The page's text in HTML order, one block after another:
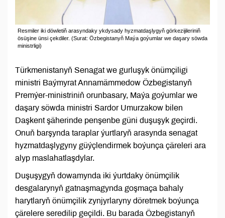
Resmiler iki döwletiň arasyndaky ykdysady hyzmatdaşlygyň görkezijileriniň
ösüşine ünsi çekdiler. (Surat: Özbegistanyň Maýa goýumlar we daşary söwda
ministrligi)
Türkmenistanyň Senagat we gurluşyk önümçiligi
ministri Baýmyrat Annamämmedow Özbegistanyň
Premýer-ministriniň orunbasary, Maýa goýumlar we
daşary söwda ministri Sardor Umurzakow bilen
Daşkent şäherinde penşenbe güni duşuşyk geçirdi.
Onuň barşynda taraplar ýurtlaryň arasynda senagat
hyzmatdaşlygyny güýçlendirmek boýunça çäreleri ara
alyp maslahatlaşdylar.
Duşuşygyň dowamynda iki ýurtdaky önümçilik
desgalarynyň gatnaşmagynda goşmaça bahaly
harytlaryň önümçilik zynjyrlaryny döretmek boýunça
çärelere seredilip geçildi. Bu barada Özbegistanyň